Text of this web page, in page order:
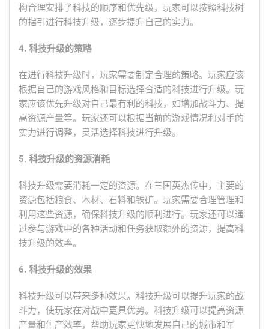
构合理安排了科技的顺序和优先级，玩家可以按照科技树
的指引进行科技升级，逐步提升自己的实力。
4. 科技升级的策略
在进行科技升级时，玩家需要制定合理的策略。玩家应该
根据自己的游戏风格和目标选择合适的科技进行升级。玩
家应该优先升级对自己最有利的科技，如增加战斗力、提
高资源产量等。玩家还可以根据当前的游戏情况和对手的
实力进行调整，灵活选择科技进行升级。
5. 科技升级的资源消耗
科技升级需要消耗一定的资源。在三国英杰传中，主要的
资源包括粮食、木材、石料和铁矿。玩家需要合理管理和
利用这些资源，确保科技升级的顺利进行。玩家还可以通
过参与游戏中的各种活动和任务获取额外的资源，提高科
技升级的效率。
6. 科技升级的效果
科技升级可以带来多种效果。科技升级可以提升玩家的战
斗力，使玩家在对战中更具优势。科技升级可以提高资源
产量和生产效率，帮助玩家更快地发展自己的城市和军